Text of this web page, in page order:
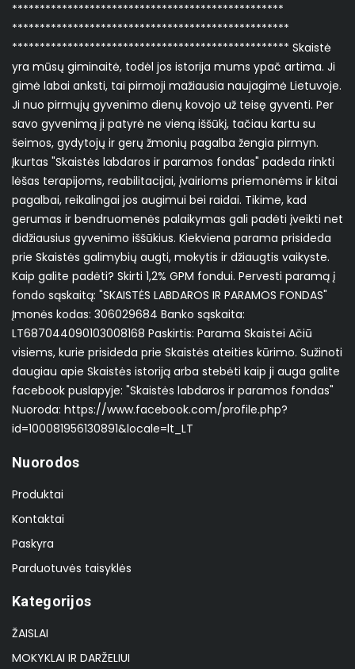
*************************************************
**************************************************
************************************************** Skaistė
yra mūsų giminaitė, todėl jos istorija mums ypač artima. Ji
gimė labai anksti, tai pirmoji mažiausia naujagimė Lietuvoje.
Ji nuo pirmųjų gyvenimo dienų kovojo už teisę gyventi. Per
savo gyvenimą ji patyrė ne vieną iššūkį, tačiau kartu su
šeimos, gydytojų ir gerų žmonių pagalba žengia pirmyn.
Įkurtas "Skaistės labdaros ir paramos fondas" padeda rinkti
lėšas terapijoms, reabilitacijai, įvairioms priemonėms ir kitai
pagalbai, reikalingai jos augimui bei raidai. Tikime, kad
gerumas ir bendruomenės palaikymas gali padėti įveikti net
didžiausius gyvenimo iššūkius. Kiekviena parama prisideda
prie Skaistės galimybių augti, mokytis ir džiaugtis vaikyste.
Kaip galite padėti? Skirti 1,2% GPM fondui. Pervesti paramą į
fondo sąskaitą: "SKAISTĖS LABDAROS IR PARAMOS FONDAS"
Įmonės kodas: 306029684 Banko sąskaita:
LT687044090103008168 Paskirtis: Parama Skaistei Ačiū
visiems, kurie prisideda prie Skaistės ateities kūrimo. Sužinoti
daugiau apie Skaistės istoriją arba stebėti kaip ji auga galite
facebook puslapyje: "Skaistės labdaros ir paramos fondas"
Nuoroda: https://www.facebook.com/profile.php?
id=100081956130891&locale=lt_LT
Nuorodos
Produktai
Kontaktai
Paskyra
Parduotuvės taisyklės
Kategorijos
ŽAISLAI
MOKYKLAI IR DARŽELIUI